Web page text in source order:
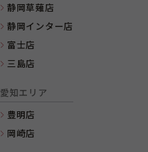
静岡草薙店
静岡インター店
富士店
三島店
愛知エリア
豊明店
岡崎店